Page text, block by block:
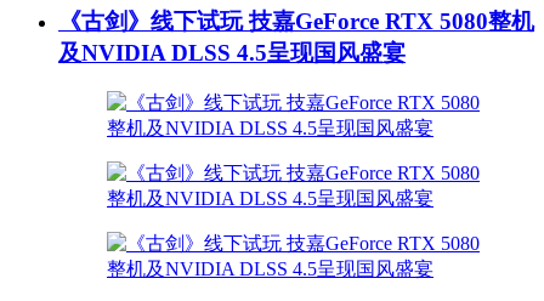
《古剑》线下试玩 技嘉GeForce RTX 5080整机
及NVIDIA DLSS 4.5呈现国风盛宴